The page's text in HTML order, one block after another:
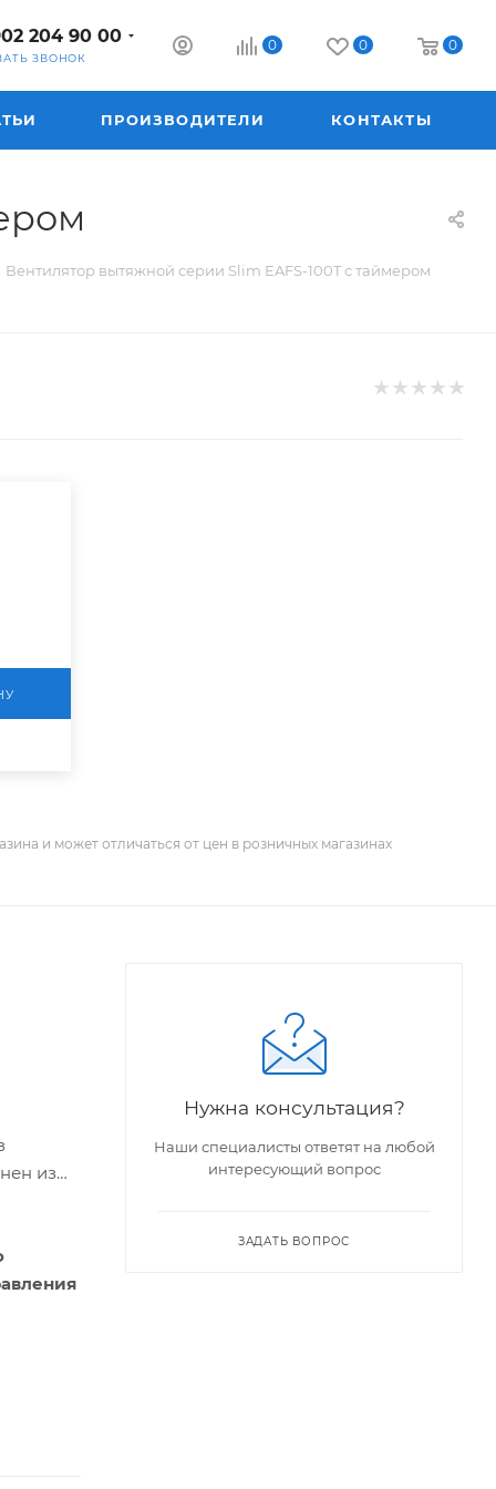
204 90 00
ЗВОНОК
0 0 0
ПРОИЗВОДИТЕЛИ КОНТАКТЫ
Вентилятор вытяжной серии Slim EAFS-100T с таймером
и может отличаться от цен в розничных магазинах
из
Нужна консультация?
Наши специалисты ответят на любой
интересующий вопрос
ЗАДАТЬ ВОПРОС